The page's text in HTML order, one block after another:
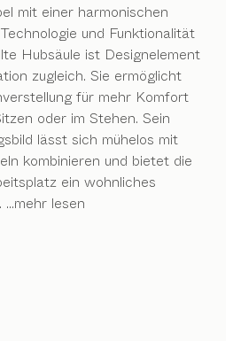
mit einer harmonischen
und Funktionalität
Hubsäule ist Designelement
zugleich. Sie ermöglicht
für mehr Komfort
oder im Stehen. Sein
lässt sich mühelos mit
kombinieren und bietet die
ein wohnliches
...mehr lesen